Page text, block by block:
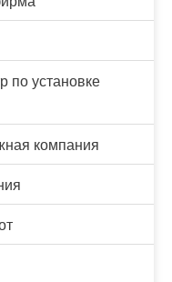
по установке
компания